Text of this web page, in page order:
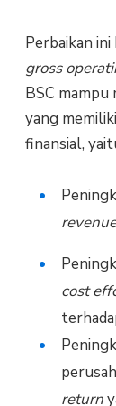
Perbaikan
gross
BSC mampu
yang
finansial,
revenue
cost
return